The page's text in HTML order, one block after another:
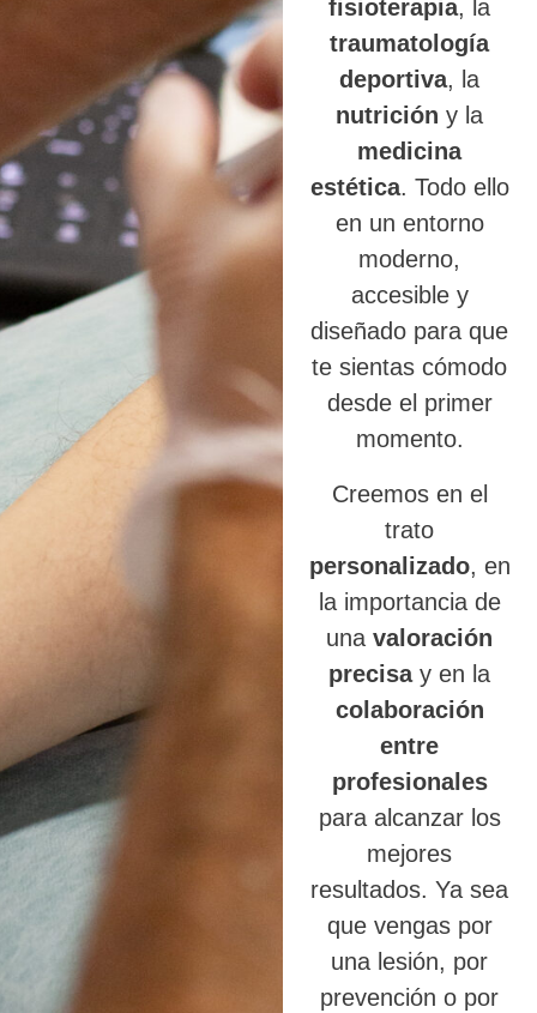
fisioterapia, la
traumatología
deportiva, la
nutrición y la
medicina
estética. Todo ello
en un entorno
moderno,
accesible y
diseñado para que
te sientas cómodo
desde el primer
momento.
Creemos en el
trato
personalizado, en
la importancia de
unavaloración
precisay en la
colaboración
entre
profesionales
para alcanzar los
mejores
resultados. Ya sea
que vengas por
una lesión, por
prevención o por